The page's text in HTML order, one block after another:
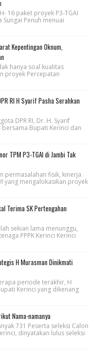
16 paket proyek P3-TGAI
Penuh menuai
Kepentingan Oknum,
hanya soal kualitas
proyek Percepatan
RI H Syarif Pasha Serahkan
DPR RI, Dr. H. Syarif
Bupati Kerinci dan
TPM P3-TGAI di Jambi Tak
permasalahan fisik, kinerja
yang mengalokasikan proyek
Terima SK Pertengahan
sekian lama menunggu,
PPPK Kerinci Kerinci
H Murasman Dinikmati
periode terakhir, H
Kerinci yang dikenang
Nama-namanya
731 Peserta seleksi Calon
dinyatakan lulus seleksi